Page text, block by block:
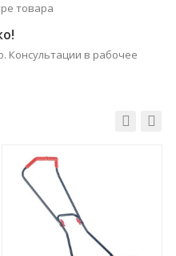
товара
Консультации в рабочее